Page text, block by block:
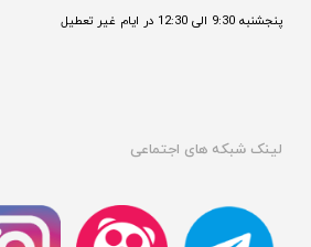
پنجشنبه 9:30 الی 12:30 در ایام غیر تعطیل
لینک شبکه های اجتماعی